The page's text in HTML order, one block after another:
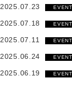
2025.07.23 EVENT
2025.07.18 EVENT
2025.07.11 EVENT
2025.06.24 EVENT
2025.06.19 EVENT